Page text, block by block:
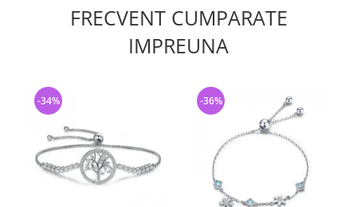
FRECVENT CUMPARATE
IMPREUNA
-34% -36%